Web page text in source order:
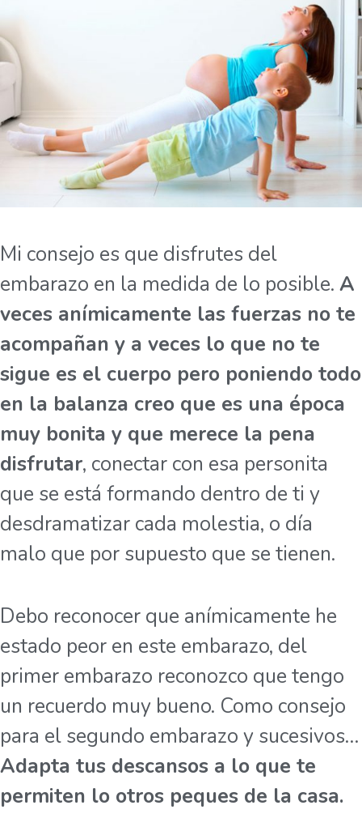
Mi consejo es que disfrutes del
embarazo en la medida de lo posible. A
veces anímicamente las fuerzas no te
acompañan y a veces lo que no te
sigue es el cuerpo pero poniendo todo
en la balanza creo que es una época
muy bonita y que merece la pena
disfrutar, conectar con esa personita
que se está formando dentro de ti y
desdramatizar cada molestia, o día
malo que por supuesto que se tienen.
Debo reconocer que anímicamente he
estado peor en este embarazo, del
primer embarazo reconozco que tengo
un recuerdo muy bueno. Como consejo
para el segundo embarazo y sucesivos…
Adapta tus descansos a lo que te
permiten lo otros peques de la casa.